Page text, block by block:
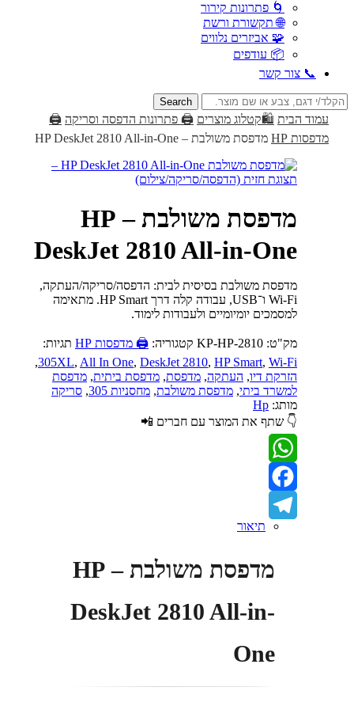
🌀 פתרונות קירור
🌐 תקשורת ורשת
🧩 אביזרים נלווים
📦 עודפים
📞 צור קשר
Search
for: עמוד הבית 🛍️קטלוג מוצרים 🖨️ פתרונות הדפסה וסריקה 🖨️
מדפסות HP
מדפסת משולבת – HP DeskJet 2810 All-in-One
מדפסת משולבת – HP
DeskJet 2810 All-in-One
מדפסת משולבת בסיסית לבית: הדפסה/סריקה/העתקה,
‎Wi-Fi‎ ו־USB, עבודה קלה דרך ‎HP Smart‎. מתאימה
למסמכים יומיומיים ולעבודות לימוד.
מק"ט: KP-HP-2810 קטגוריה: 🖨️ מדפסות HP
תגיות:
305XL, All In One, DeskJet 2810, HP Smart, Wi-Fi
,
הזרקת דיו, העתקה, מדפסת, מדפסת ביתית, מדפסת
למשרד ביתי, מדפסת משולבת, מחסניות 305 , סריקה
מותג: Hp
👇 שתף את המוצר עם חברים 📲
WhatsApp
Facebook
Telegram
תיאור
מדפסת משולבת – HP
DeskJet 2810 All-in-
One